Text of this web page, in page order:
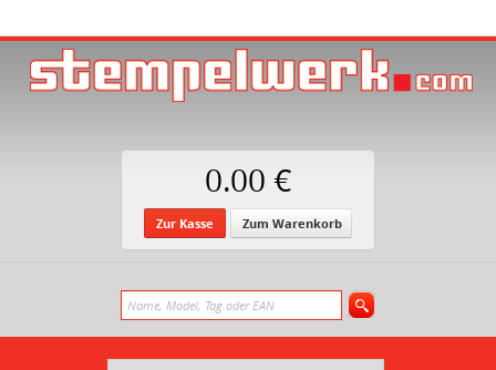
0.00 €
Zur Kasse Zum Warenkorb